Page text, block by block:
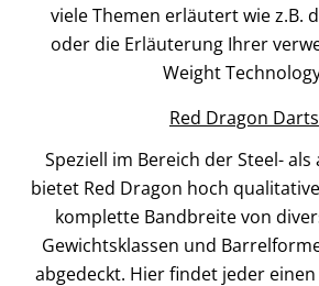
viele Themen erläutert wie z.B.
oder die Erläuterung Ihrer
Weight
Red Dragon Darts
Speziell im Bereich der Steel-
bietet Red Dragon hoch
komplette Bandbreite von
Gewichtsklassen und
abgedeckt. Hier findet jeder